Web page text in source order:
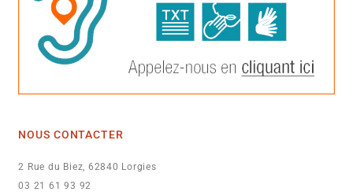
NOUS CONTACTER
2 Rue du Biez, 62840 Lorgies
03 21 61 93 92